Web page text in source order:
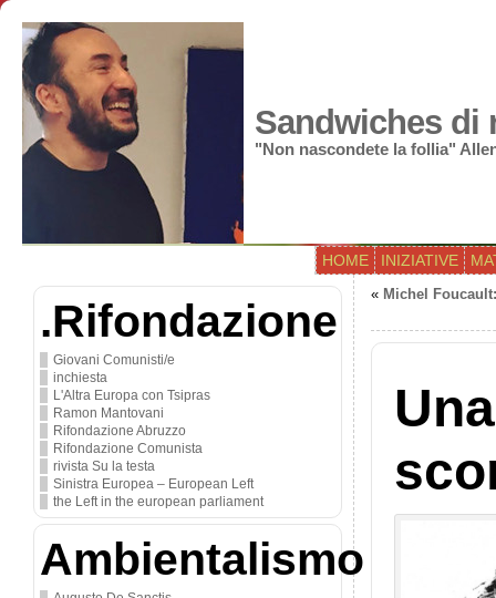
Sandwiches di
"Non nascondete la follia"
HOME INIZIATIVE
.Rifondazione
Giovani Comunisti/e
inchiesta
L'Altra Europa con Tsipras
Ramon Mantovani
Rifondazione Abruzzo
Rifondazione Comunista
rivista Su la testa
Sinistra Europea – European Left
the Left in the european parliament
Ambientalismo
« Michel